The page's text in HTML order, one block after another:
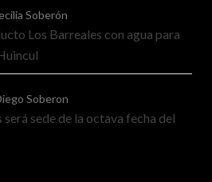
Soberón
Los Barreales con agua para
Soberon
será sede de la octava fecha del